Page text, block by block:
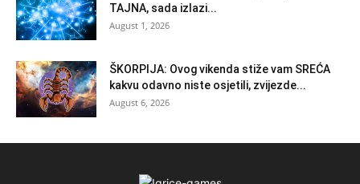
TAJNA, sada izlazi...
August 1, 2026
ŠKORPIJA: Ovog vikenda stiže vam SREĆA
kakvu odavno niste osjetili, zvijezde...
August 6, 2026